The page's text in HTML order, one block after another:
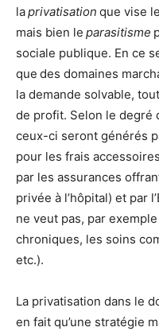
laprivatisation que vise
mais bien le parasitisme
sociale publique. En ce
que des domaines
la demande solvable,
de profit. Selon le degré
ceux-ci seront générés
pour les frais
par les assurances
privée à l’hôpital) et par
ne veut pas, par
chroniques, les soins
etc.).
La privatisation dans le
en fait qu’une stratégie